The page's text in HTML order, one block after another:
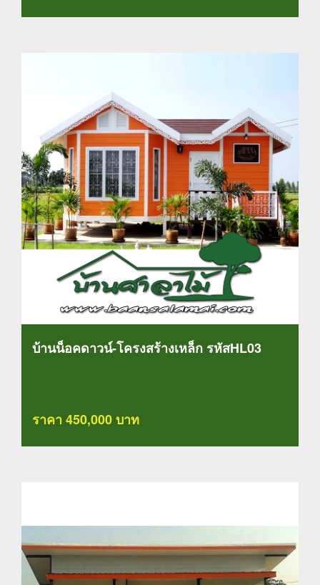
บ้านน็อคดาวน์-โครงสร้างเหล็ก รหัสHL03
ราคา 450,000 บาท